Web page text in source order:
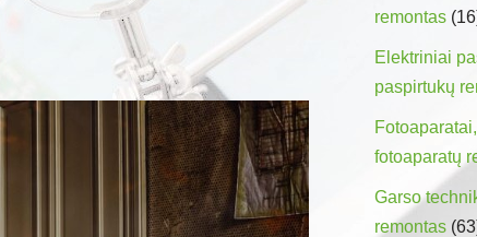
remontas
Elektriniai
paspirtukų
fotoaparatų
Garso
remontas